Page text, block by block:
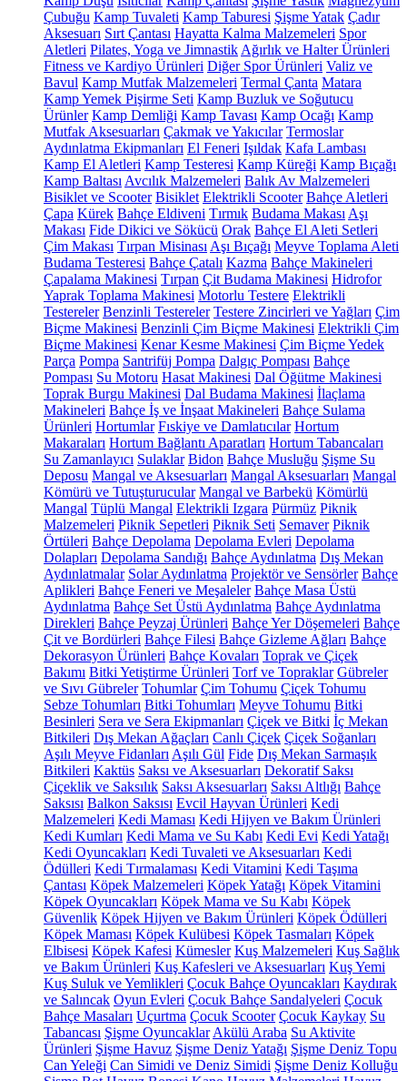
Çubuğu Kamp Tuvaleti Kamp Taburesi Şişme Yatak Çadır
Aksesuarı Sırt Çantası Hayatta Kalma Malzemeleri Spor
Aletleri Pilates, Yoga ve Jimnastik Ağırlık ve Halter Ürünleri
Fitness ve Kardiyo Ürünleri Diğer Spor Ürünleri Valiz ve
Bavul Kamp Mutfak Malzemeleri Termal Çanta Matara
Kamp Yemek Pişirme Seti Kamp Buzluk ve Soğutucu
Ürünler Kamp Demliği Kamp Tavası Kamp Ocağı Kamp
Mutfak Aksesuarları Çakmak ve Yakıcılar Termoslar
Aydınlatma Ekipmanları El Feneri Işıldak Kafa Lambası
Kamp El Aletleri Kamp Testeresi Kamp Küreği Kamp Bıçağı
Kamp Baltası Avcılık Malzemeleri Balık Av Malzemeleri
Bisiklet ve Scooter Bisiklet Elektrikli Scooter Bahçe Aletleri
Çapa Kürek Bahçe Eldiveni Tırmık Budama Makası Aşı
Makası Fide Dikici ve Sökücü Orak Bahçe El Aleti Setleri
Çim Makası Tırpan Misinası Aşı Bıçağı Meyve Toplama Aleti
Budama Testeresi Bahçe Çatalı Kazma Bahçe Makineleri
Çapalama Makinesi Tırpan Çit Budama Makinesi Hidrofor
Yaprak Toplama Makinesi Motorlu Testere Elektrikli
Testereler Benzinli Testereler Testere Zincirleri ve Yağları Çim
Biçme Makinesi Benzinli Çim Biçme Makinesi Elektrikli Çim
Biçme Makinesi Kenar Kesme Makinesi Çim Biçme Yedek
Parça Pompa Santrifüj Pompa Dalgıç Pompası Bahçe
Pompası Su Motoru Hasat Makinesi Dal Öğütme Makinesi
Toprak Burgu Makinesi Dal Budama Makinesi İlaçlama
Makineleri Bahçe İş ve İnşaat Makineleri Bahçe Sulama
Ürünleri Hortumlar Fıskiye ve Damlatıcılar Hortum
Makaraları Hortum Bağlantı Aparatları Hortum Tabancaları
Su Zamanlayıcı Sulaklar Bidon Bahçe Musluğu Şişme Su
Deposu Mangal ve Aksesuarları Mangal Aksesuarları Mangal
Kömürü ve Tutuşturucular Mangal ve Barbekü Kömürlü
Mangal Tüplü Mangal Elektrikli Izgara Pürmüz Piknik
Malzemeleri Piknik Sepetleri Piknik Seti Semaver Piknik
Örtüleri Bahçe Depolama Depolama Evleri Depolama
Dolapları Depolama Sandığı Bahçe Aydınlatma Dış Mekan
Aydınlatmalar Solar Aydınlatma Projektör ve Sensörler Bahçe
Aplikleri Bahçe Feneri ve Meşaleler Bahçe Masa Üstü
Aydınlatma Bahçe Set Üstü Aydınlatma Bahçe Aydınlatma
Direkleri Bahçe Peyzaj Ürünleri Bahçe Yer Döşemeleri Bahçe
Çit ve Bordürleri Bahçe Filesi Bahçe Gizleme Ağları Bahçe
Dekorasyon Ürünleri Bahçe Kovaları Toprak ve Çiçek
Bakımı Bitki Yetiştirme Ürünleri Torf ve Topraklar Gübreler
ve Sıvı Gübreler Tohumlar Çim Tohumu Çiçek Tohumu
Sebze Tohumları Bitki Tohumları Meyve Tohumu Bitki
Besinleri Sera ve Sera Ekipmanları Çiçek ve Bitki İç Mekan
Bitkileri Dış Mekan Ağaçları Canlı Çiçek Çiçek Soğanları
Aşılı Meyve Fidanları Aşılı Gül Fide Dış Mekan Sarmaşık
Bitkileri Kaktüs Saksı ve Aksesuarları Dekoratif Saksı
Çiçeklik ve Saksılık Saksı Aksesuarları Saksı Altlığı Bahçe
Saksısı Balkon Saksısı Evcil Hayvan Ürünleri Kedi
Malzemeleri Kedi Maması Kedi Hijyen ve Bakım Ürünleri
Kedi Kumları Kedi Mama ve Su Kabı Kedi Evi Kedi Yatağı
Kedi Oyuncakları Kedi Tuvaleti ve Aksesuarları Kedi
Ödülleri Kedi Tırmalaması Kedi Vitamini Kedi Taşıma
Çantası Köpek Malzemeleri Köpek Yatağı Köpek Vitamini
Köpek Oyuncakları Köpek Mama ve Su Kabı Köpek
Güvenlik Köpek Hijyen ve Bakım Ürünleri Köpek Ödülleri
Köpek Maması Köpek Kulübesi Köpek Tasmaları Köpek
Elbisesi Köpek Kafesi Kümesler Kuş Malzemeleri Kuş Sağlık
ve Bakım Ürünleri Kuş Kafesleri ve Aksesuarları Kuş Yemi
Kuş Suluk ve Yemlikleri Çocuk Bahçe Oyuncakları Kaydırak
ve Salıncak Oyun Evleri Çocuk Bahçe Sandalyeleri Çocuk
Bahçe Masaları Uçurtma Çocuk Scooter Çocuk Kaykay Su
Tabancası Şişme Oyuncaklar Akülü Araba Su Aktivite
Ürünleri Şişme Havuz Şişme Deniz Yatağı Şişme Deniz Topu
Can Yeleği Can Simidi ve Deniz Simidi Şişme Deniz Kolluğu